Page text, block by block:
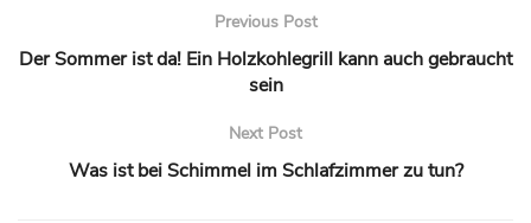
Previous Post
Der Sommer ist da! Ein Holzkohlegrill kann auch gebraucht
sein
Next Post
Was ist bei Schimmel im Schlafzimmer zu tun?